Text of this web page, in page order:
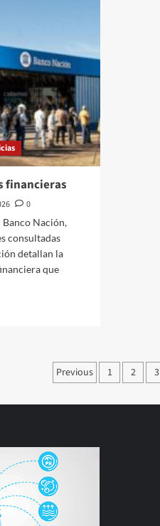
financieras
0
Banco Nación,
consultadas
detallan la
que
Paginación
de
Previous 1 2 3